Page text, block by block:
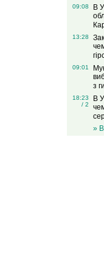
09:08
В
13:28
09:01
з
18:23
/ 2
В
»